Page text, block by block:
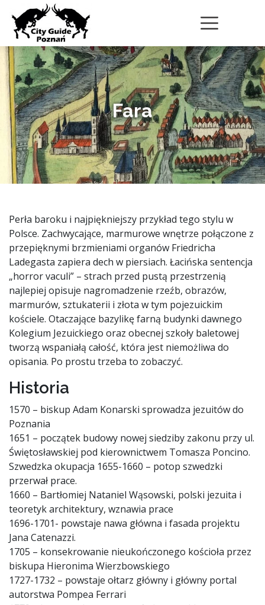
Fara
Perła baroku i najpiękniejszy przykład tego stylu w
Polsce. Zachwycające, marmurowe wnętrze połączone z
przepięknymi brzmieniami organów Friedricha
Ladegasta zapiera dech w piersiach. Łacińska sentencja
„horror vaculi” – strach przed pustą przestrzenią
najlepiej opisuje nagromadzenie rzeźb, obrazów,
marmurów, sztukaterii i złota w tym pojezuickim
kościele. Otaczające bazylikę farną budynki dawnego
Kolegium Jezuickiego oraz obecnej szkoły baletowej
tworzą wspaniałą całość, która jest niemożliwa do
opisania. Po prostu trzeba to zobaczyć.
Historia
1570 – biskup Adam Konarski sprowadza jezuitów do
Poznania
1651 – początek budowy nowej siedziby zakonu przy ul.
Świętosławskiej pod kierownictwem Tomasza Poncino.
Szwedzka okupacja 1655-1660 – potop szwedzki
przerwał prace.
1660 – Bartłomiej Nataniel Wąsowski, polski jezuita i
teoretyk architektury, wznawia prace
1696-1701- powstaje nawa główna i fasada projektu
Jana Catenazzi.
1705 – konsekrowanie nieukończonego kościoła przez
biskupa Hieronima Wierzbowskiego
1727-1732 – powstaje ołtarz główny i główny portal
autorstwa Pompea Ferrari